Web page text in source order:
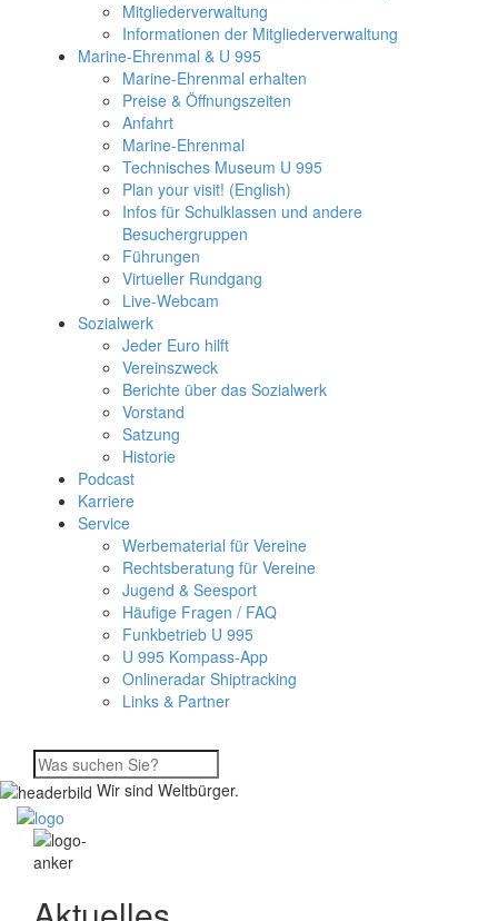
Mitgliederverwaltung
Informationen der Mitgliederverwaltung
Marine-Ehrenmal & U 995
Marine-Ehrenmal erhalten
Preise & Öffnungszeiten
Anfahrt
Marine-Ehrenmal
Technisches Museum U 995
Plan your visit! (English)
Infos für Schulklassen und andere
Besuchergruppen
Führungen
Virtueller Rundgang
Live-Webcam
Sozialwerk
Jeder Euro hilft
Vereinszweck
Berichte über das Sozialwerk
Vorstand
Satzung
Historie
Podcast
Karriere
Service
Werbematerial für Vereine
Rechtsberatung für Vereine
Jugend & Seesport
Häufige Fragen / FAQ
Funkbetrieb U 995
U 995 Kompass-App
Onlineradar Shiptracking
Links & Partner
Wir sind Weltbürger.